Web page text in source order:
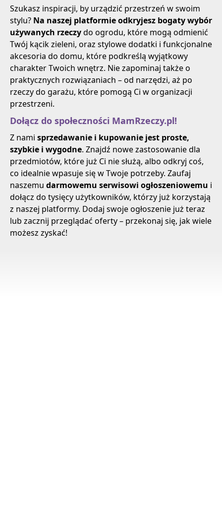
Szukasz inspiracji, by urządzić przestrzeń w swoim
stylu? Na naszej platformie odkryjesz bogaty wybór
używanych rzeczydo ogrodu, które mogą odmienić
Twój kącik zieleni, oraz stylowe dodatki i funkcjonalne
akcesoria do domu, które podkreślą wyjątkowy
charakter Twoich wnętrz. Nie zapominaj także o
praktycznych rozwiązaniach – od narzędzi, aż po
rzeczy do garażu, które pomogą Ci w organizacji
przestrzeni.
Dołącz do społeczności MamRzeczy.pl!
Z nami sprzedawanie i kupowanie jest proste,
szybkie i wygodne. Znajdź nowe zastosowanie dla
przedmiotów, które już Ci nie służą, albo odkryj coś,
co idealnie wpasuje się w Twoje potrzeby. Zaufaj
naszemu darmowemu serwisowi ogłoszeniowemu i
dołącz do tysięcy użytkowników, którzy już korzystają
z naszej platformy. Dodaj swoje ogłoszenie już teraz
lub zacznij przeglądać oferty – przekonaj się, jak wiele
możesz zyskać!